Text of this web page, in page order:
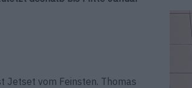
Jetset vom Feinsten. Thomas